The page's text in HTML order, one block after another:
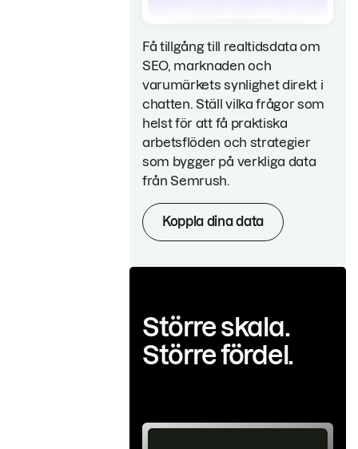
Få tillgång till realtidsdata om
SEO, marknaden och
varumärkets synlighet direkt i
chatten. Ställ vilka frågor som
helst för att få praktiska
arbetsflöden och strategier
som bygger på verkliga data
från Semrush.
Koppla dina data
Större skala.
Större fördel.